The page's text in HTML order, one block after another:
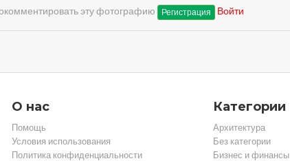
эту фотографию Регистрация Войти
О нас
Помощь
Условия использования
Политика конфиденциальности
Категории
Архитектура
Без категории
Бизнес и финансы